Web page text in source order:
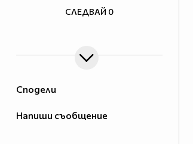
Сподели
Напиши съобщение
СЛЕДВАЙ 0